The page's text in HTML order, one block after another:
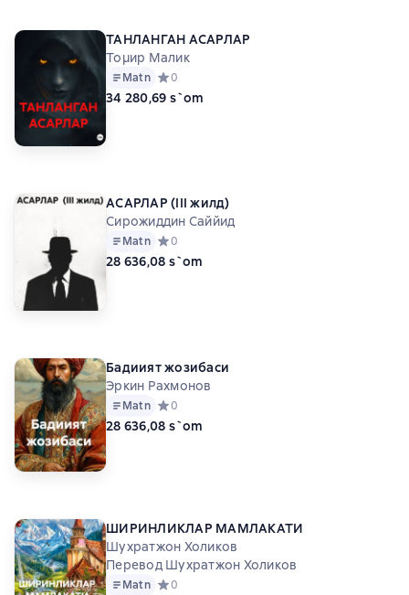
ТАНЛАНГАН АСАРЛАР
Тоµир Малик
Matn Средний рейтинг 0 на основе 0 оценок
0
34 280,69 s`om
АСАРЛАР (III жилд)
Сирожиддин Саййид
Matn Средний рейтинг 0 на основе 0 оценок
0
28 636,08 s`om
Бадиият жозибаси
Эркин Рахмонов
Matn Средний рейтинг 0 на основе 0 оценок
0
28 636,08 s`om
ШИРИНЛИКЛАР МАМЛАКАТИ
Шухратжон Холиков
Перевод Шухратжон Холиков
Matn Средний рейтинг 0 на основе 0 оценок
0